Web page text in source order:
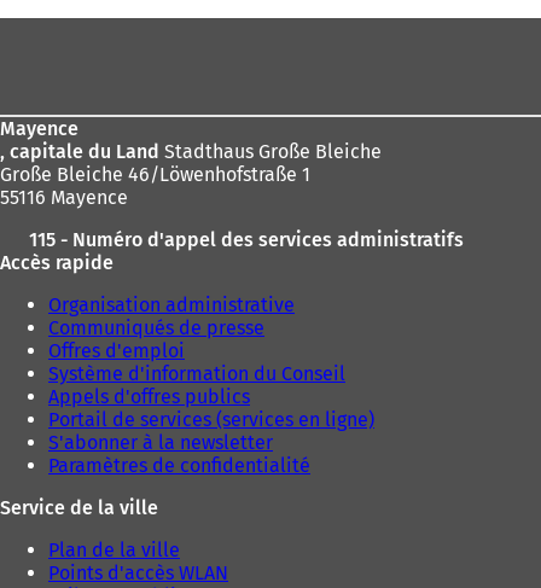
Mayence
, capitale du Land Stadthaus Große Bleiche
Große Bleiche 46/Löwenhofstraße 1
55116 Mayence
115 - Numéro d'appel des services administratifs
Accès rapide
Organisation administrative
Communiqués de presse
Offres d'emploi
Système d'information du Conseil
Appels d'offres publics
Portail de services (services en ligne)
S'abonner à la newsletter
Paramètres de confidentialité
Service de la ville
Plan de la ville
Points d'accès WLAN